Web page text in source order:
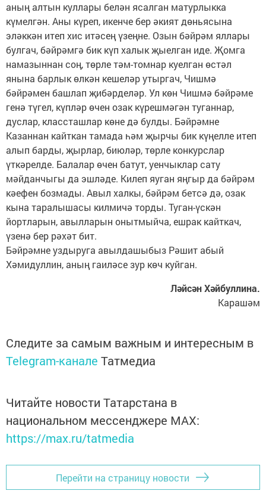
аның алтын куллары белән ясалган матурлыкка
күмелгән. Аны күреп, икенче бер әкият дөньясына
эләккән итеп хис итәсең үзеңне. Озын бәйрәм яллары
булгач, бәйрәмгә бик күп халык җыелган иде. Җомга
намазыннан соң, төрле тәм-томнар куелган өстәл
янына барлык өлкән кешеләр утыр­гач, Чишмә
бәйрәмен башлап җибәрделәр. Ул көн Чишмә бәйрәме
генә түгел, күпләр өчен озак күрешмәгән туганнар,
дуслар, классташлар көне дә булды. Бәйрәмне
Казаннан кайткан тамада һәм җырчы бик күңелле итеп
алып барды, җырлар, биюләр, төрле конкурслар
үткәрелде. Балалар өчен батут, уенчыклар сату
мәйданчыгы да эшләде. Килеп яуган яңгыр да бәйрәм
кәефен бозмады. Авыл халкы, бәйрәм бетсә дә, озак
кына таралышасы килмичә торды. Туган-үскән
йортларын, авылларын онытмыйча, ешрак кайткач,
үзенә бер рәхәт бит.
Бәйрәмне уздыруга авылдашыбыз Рәшит абый
Хәмидуллин, аның гаиләсе зур көч куйган.
Ләйсән Хәйбуллина.
Карашәм
Следите за самым важным и интересным в
Telegram-канале Татмедиа
Читайте новости Татарстана в
национальном мессенджере MАХ:
https://max.ru/tatmedia
Перейти на страницу новости